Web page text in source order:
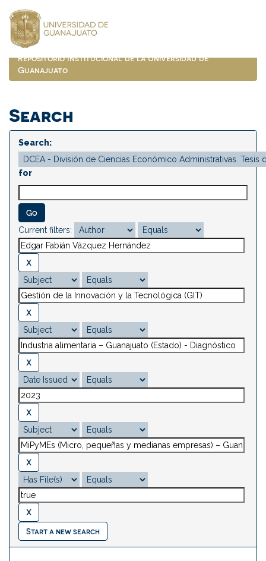
navigation
Repositorio Institucional de la Universidad de
Guanajuato
Search
Search:
for
Current filters:
Start a new search